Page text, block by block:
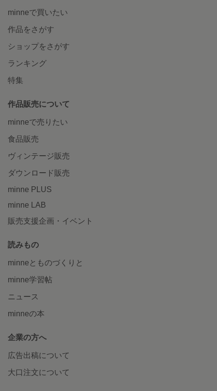
minneで買いたい
作品をさがす
ショップをさがす
ランキング
特集
作品販売について
minneで売りたい
食品販売
ヴィンテージ販売
ダウンロード販売
minne PLUS
minne LAB
販売支援企画・イベント
読みもの
minneとものづくりと
minne学習帖
ニュース
minneの本
企業の方へ
広告出稿について
大口注文について